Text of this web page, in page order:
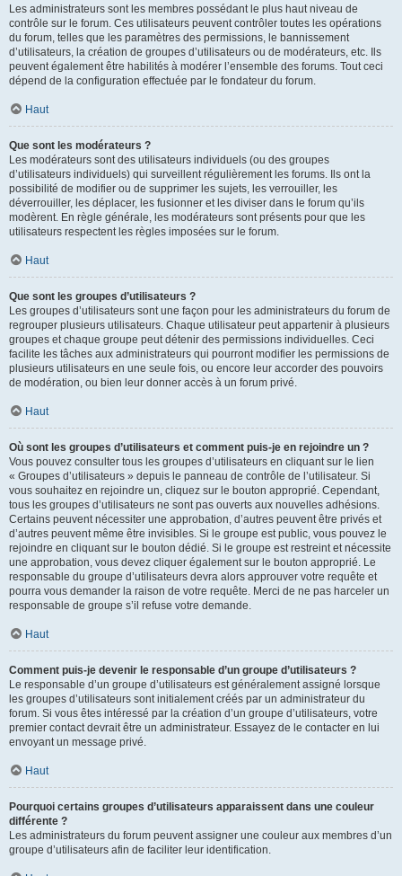
Les administrateurs sont les membres possédant le plus haut niveau de
contrôle sur le forum. Ces utilisateurs peuvent contrôler toutes les opérations
du forum, telles que les paramètres des permissions, le bannissement
d’utilisateurs, la création de groupes d’utilisateurs ou de modérateurs, etc. Ils
peuvent également être habilités à modérer l’ensemble des forums. Tout ceci
dépend de la configuration effectuée par le fondateur du forum.
Haut
Que sont les modérateurs ?
Les modérateurs sont des utilisateurs individuels (ou des groupes
d’utilisateurs individuels) qui surveillent régulièrement les forums. Ils ont la
possibilité de modifier ou de supprimer les sujets, les verrouiller, les
déverrouiller, les déplacer, les fusionner et les diviser dans le forum qu’ils
modèrent. En règle générale, les modérateurs sont présents pour que les
utilisateurs respectent les règles imposées sur le forum.
Haut
Que sont les groupes d’utilisateurs ?
Les groupes d’utilisateurs sont une façon pour les administrateurs du forum de
regrouper plusieurs utilisateurs. Chaque utilisateur peut appartenir à plusieurs
groupes et chaque groupe peut détenir des permissions individuelles. Ceci
facilite les tâches aux administrateurs qui pourront modifier les permissions de
plusieurs utilisateurs en une seule fois, ou encore leur accorder des pouvoirs
de modération, ou bien leur donner accès à un forum privé.
Haut
Où sont les groupes d’utilisateurs et comment puis-je en rejoindre un ?
Vous pouvez consulter tous les groupes d’utilisateurs en cliquant sur le lien
« Groupes d’utilisateurs » depuis le panneau de contrôle de l’utilisateur. Si
vous souhaitez en rejoindre un, cliquez sur le bouton approprié. Cependant,
tous les groupes d’utilisateurs ne sont pas ouverts aux nouvelles adhésions.
Certains peuvent nécessiter une approbation, d’autres peuvent être privés et
d’autres peuvent même être invisibles. Si le groupe est public, vous pouvez le
rejoindre en cliquant sur le bouton dédié. Si le groupe est restreint et nécessite
une approbation, vous devez cliquer également sur le bouton approprié. Le
responsable du groupe d’utilisateurs devra alors approuver votre requête et
pourra vous demander la raison de votre requête. Merci de ne pas harceler un
responsable de groupe s’il refuse votre demande.
Haut
Comment puis-je devenir le responsable d’un groupe d’utilisateurs ?
Le responsable d’un groupe d’utilisateurs est généralement assigné lorsque
les groupes d’utilisateurs sont initialement créés par un administrateur du
forum. Si vous êtes intéressé par la création d’un groupe d’utilisateurs, votre
premier contact devrait être un administrateur. Essayez de le contacter en lui
envoyant un message privé.
Haut
Pourquoi certains groupes d’utilisateurs apparaissent dans une couleur
différente ?
Les administrateurs du forum peuvent assigner une couleur aux membres d’un
groupe d’utilisateurs afin de faciliter leur identification.